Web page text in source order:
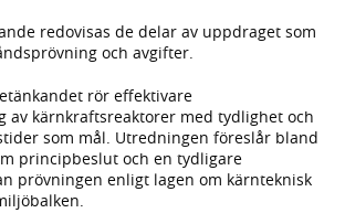
redovisas de delar av uppdraget som
och avgifter.
rör effektivare
av kärnkraftsreaktorer med tydlighet och
som mål. Utredningen föreslår bland
principbeslut och en tydligare
prövningen enligt lagen om kärnteknisk